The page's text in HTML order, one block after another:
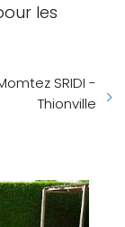
les
SRIDI -
Thionville